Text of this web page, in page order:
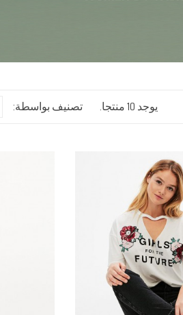
يوجد 10 منتجا. تصنيف بواسطة: